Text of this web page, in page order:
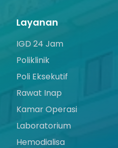
Layanan
IGD 24 Jam
Poliklinik
Poli Eksekutif
Rawat Inap
Kamar Operasi
Laboratorium
Hemodialisa